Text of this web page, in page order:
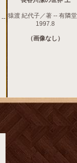
-- 猿渡 紀代子／著 -- 有隣
1997.8
（画像なし）